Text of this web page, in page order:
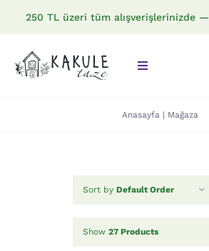
content
250 TL üzeri tüm alışverişlerinizde —
Toggle
Anasayfa | Mağaza
Sort by Default Order
Show 27 Products